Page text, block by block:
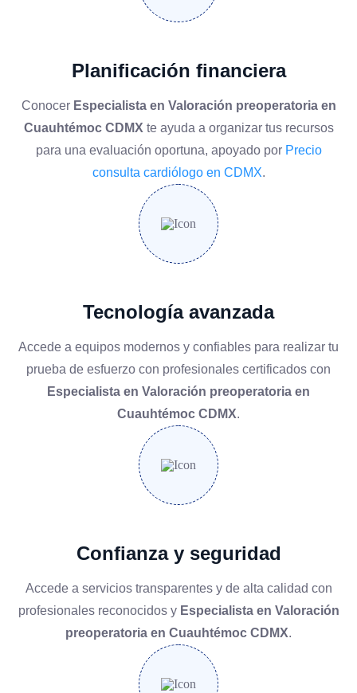
Planificación financiera
Conocer Especialista en Valoración preoperatoria en
Cuauhtémoc CDMX te ayuda a organizar tus recursos
para una evaluación oportuna, apoyado por Precio
consulta cardiólogo en CDMX.
Tecnología avanzada
Accede a equipos modernos y confiables para realizar tu
prueba de esfuerzo con profesionales certificados con
Especialista en Valoración preoperatoria en
Cuauhtémoc CDMX.
Confianza y seguridad
Accede a servicios transparentes y de alta calidad con
profesionales reconocidos y Especialista en Valoración
preoperatoria en Cuauhtémoc CDMX.